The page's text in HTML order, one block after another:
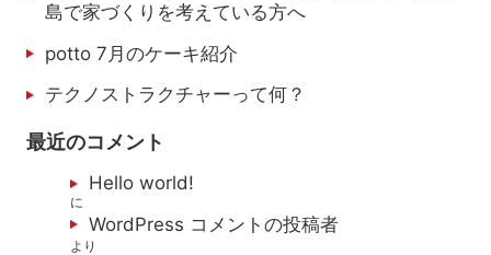
島で家づくりを考えている方へ
potto 7月のケーキ紹介
テクノストラクチャーって何？
最近のコメント
Hello world!
に
WordPress コメントの投稿者
より